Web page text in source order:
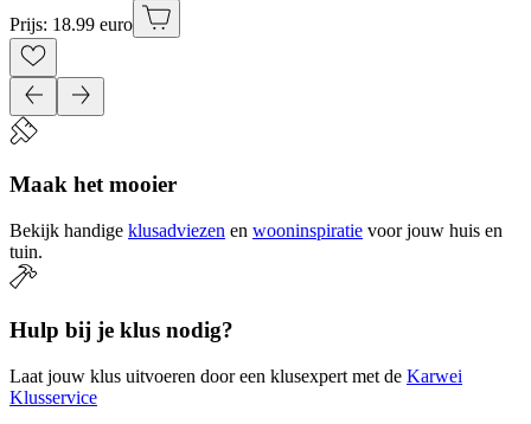
Prijs: 18.99 euro
Maak het mooier
Bekijk handige klusadviezen en wooninspiratie voor jouw huis en
tuin.
Hulp bij je klus nodig?
Laat jouw klus uitvoeren door een klusexpert met de Karwei
Klusservice